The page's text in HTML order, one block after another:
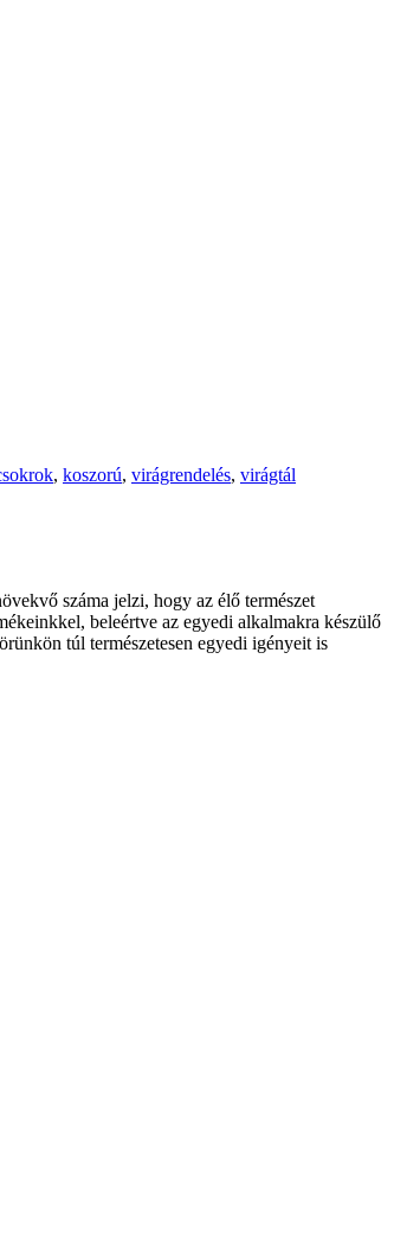
, koszorú, virágrendelés, virágtál
száma jelzi, hogy az élő természet
, beleértve az egyedi alkalmakra készülő
túl természetesen egyedi igényeitis